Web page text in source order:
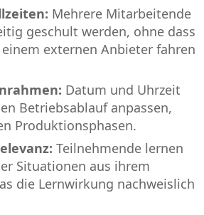
Mehrere Mitarbeitende
geschult werden, ohne dass
externen Anbieter fahren
Datum und Uhrzeit
Betriebsablauf anpassen,
Produktionsphasen.
Teilnehmende lernen
Situationen aus ihrem
die Lernwirkung nachweislich